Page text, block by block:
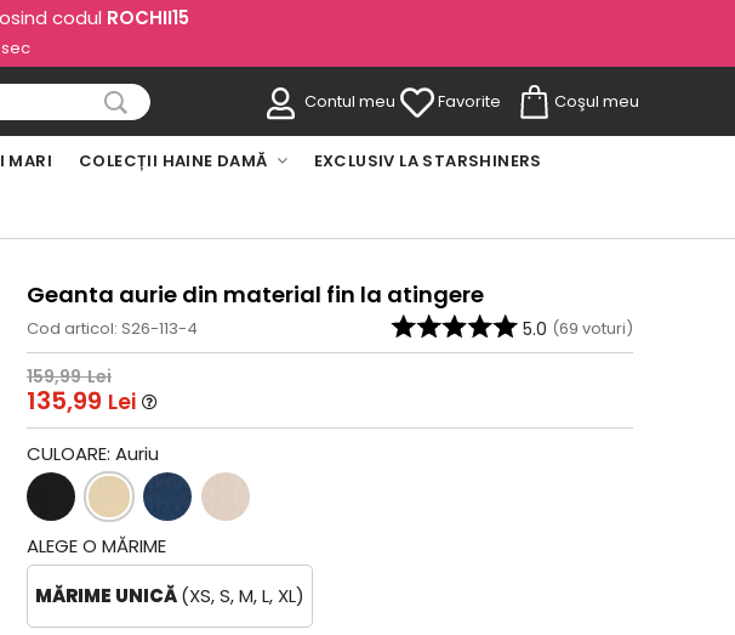
codul ROCHII15
sec
Contul meu Favorite Coşul meu
MARI COLECȚII HAINE DAMĂ EXCLUSIV LA STARSHINERS
Geanta aurie din material fin la atingere
Cod articol: S26-113-4 5.0 (69 voturi)
159,99 Lei
135,99 Lei
CULOARE:Auriu
ALEGE O MĂRIME
MĂRIME UNICĂ(XS, S, M, L, XL)